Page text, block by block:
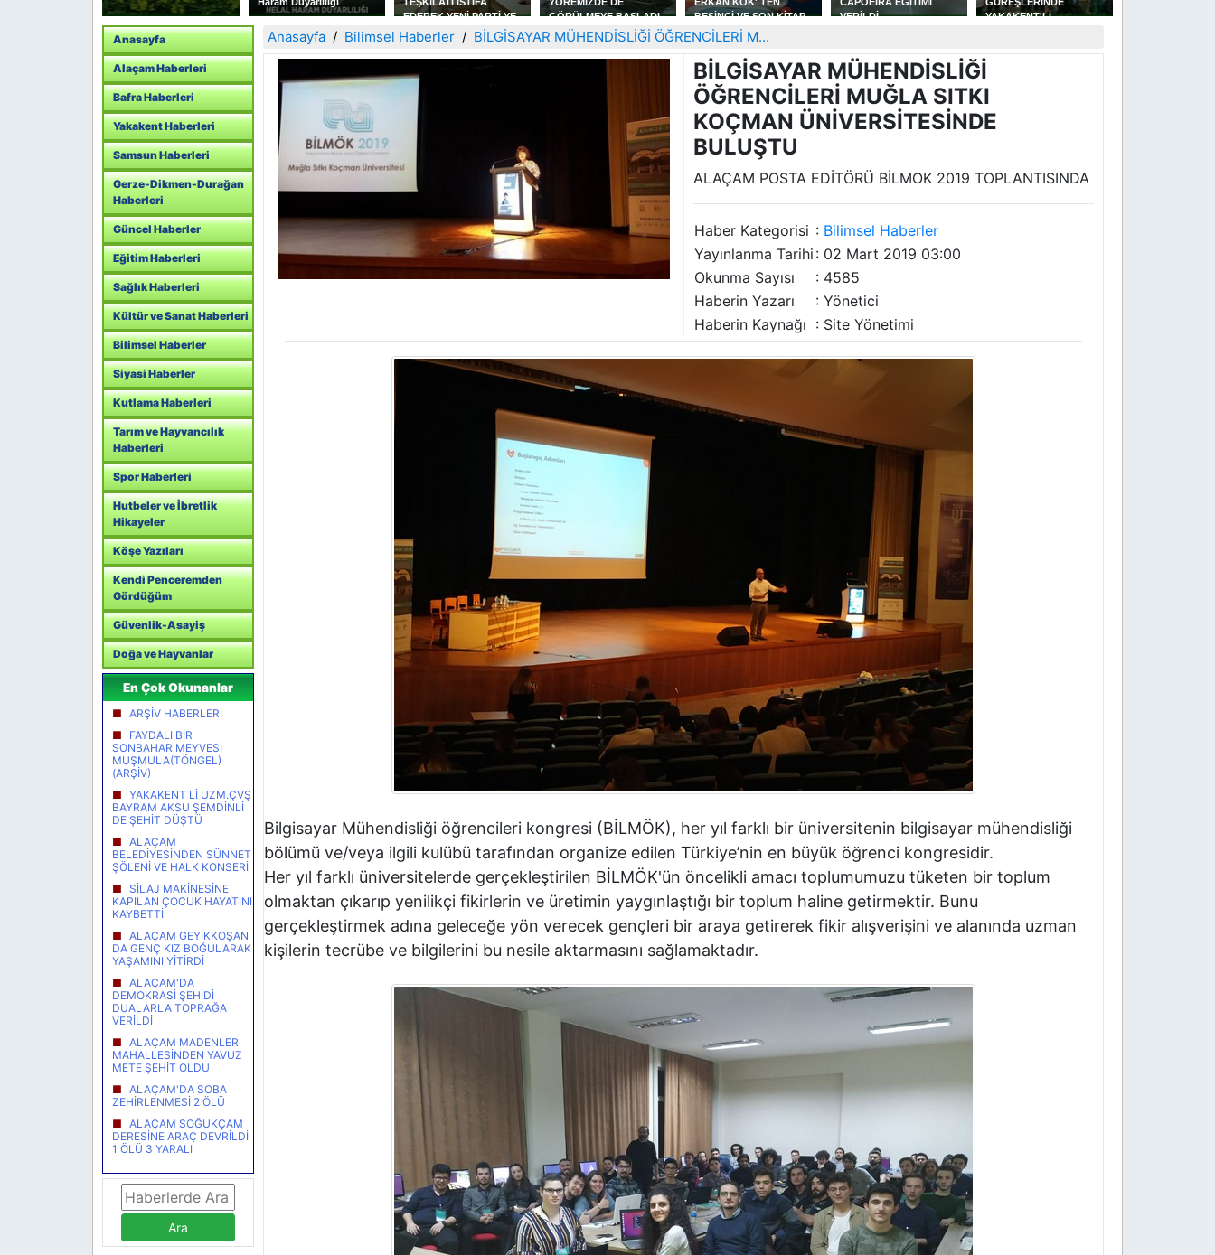
EDEREK YENİ PARTİ YE
KATILDILAR
GÖRÜLMEYE BAŞLADI
BEŞİNCİ VE SON KİTAP
AŞKIN OTOPSİ RAPORU
VERİLDİ
YAKAKENT'Lİ
ÇELEBİ ATANDI
Anasayfa
Alaçam Haberleri
Bafra Haberleri
Yakakent Haberleri
Samsun Haberleri
Gerze-Dikmen-Durağan
Haberleri
Güncel Haberler
Eğitim Haberleri
Sağlık Haberleri
Kültür ve Sanat Haberleri
Bilimsel Haberler
Siyasi Haberler
Kutlama Haberleri
Tarım ve Hayvancılık
Haberleri
Spor Haberleri
Hutbeler ve İbretlik
Hikayeler
Köşe Yazıları
Kendi Penceremden
Gördüğüm
Güvenlik-Asayiş
Doğa ve Hayvanlar
En Çok Okunanlar
ARŞİV HABERLERİ
FAYDALI BİR
SONBAHAR MEYVESİ
MUŞMULA(TÖNGEL)
(ARŞİV)
YAKAKENT Lİ UZM.ÇVŞ
BAYRAM AKSU ŞEMDİNLİ
DE ŞEHİT DÜŞTÜ
ALAÇAM
BELEDİYESİNDEN SÜNNET
ŞÖLENİ VE HALK KONSERİ
SİLAJ MAKİNESİNE
KAPILAN ÇOCUK HAYATINI
KAYBETTİ
ALAÇAM GEYİKKOŞAN
DA GENÇ KIZ BOĞULARAK
YAŞAMINI YİTİRDİ
ALAÇAM'DA
DEMOKRASİ ŞEHİDİ
DUALARLA TOPRAĞA
VERİLDİ
ALAÇAM MADENLER
MAHALLESİNDEN YAVUZ
METE ŞEHİT OLDU
ALAÇAM'DA SOBA
ZEHİRLENMESİ 2 ÖLÜ
ALAÇAM SOĞUKÇAM
DERESİNE ARAÇ DEVRİLDİ
1 ÖLÜ 3 YARALI
Anasayfa Bilimsel Haberler BİLGİSAYAR MÜHENDİSLİĞİ ÖĞRENCİLERİ M...
BİLGİSAYAR MÜHENDİSLİĞİ
ÖĞRENCİLERİ MUĞLA SITKI
KOÇMAN ÜNİVERSİTESİNDE
BULUŞTU
ALAÇAM POSTA EDİTÖRÜ BİLMOK 2019 TOPLANTISINDA
Haber Kategorisi : Bilimsel Haberler
Yayınlanma Tarihi : 02 Mart 2019 03:00
Okunma Sayısı
: 4585
Haberin Yazarı
: Yönetici
Haberin Kaynağı : Site Yönetimi
Bilgisayar Mühendisliği öğrencileri kongresi (BİLMÖK), her yıl farklı bir üniversitenin bilgisayar mühendisliği
bölümü ve/veya ilgili kulübü tarafından organize edilen Türkiye’nin en büyük öğrenci kongresidir.
Her yıl farklı üniversitelerde gerçekleştirilen BİLMÖK'ün öncelikli amacı toplumumuzu tüketen bir toplum
olmaktan çıkarıp yenilikçi fikirlerin ve üretimin yaygınlaştığı bir toplum haline getirmektir. Bunu
gerçekleştirmek adına geleceğe yön verecek gençleri bir araya getirerek fikir alışverişini ve alanında uzman
kişilerin tecrübe ve bilgilerini bu nesile aktarmasını sağlamaktadır.